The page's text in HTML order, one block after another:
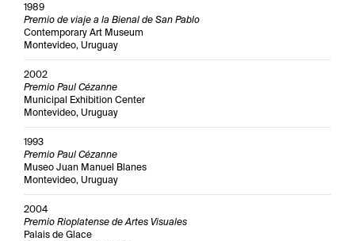
1989
Premio de viaje a la Bienal de San Pablo
Contemporary Art Museum
Montevideo, Uruguay
2002
Premio Paul Cézanne
Municipal Exhibition Center
Montevideo, Uruguay
1993
Premio Paul Cézanne
Museo Juan Manuel Blanes
Montevideo, Uruguay
2004
Premio Rioplatense de Artes Visuales
Palais de Glace